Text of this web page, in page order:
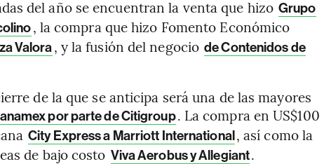
del año se encuentran la venta que hizo Grupo
, la compra que hizo Fomento Económico
Valora, y la fusión del negocio de Contenidos de
de la que se anticipa será una de las mayores
por parte de Citigroup. La compra en US$100
City Express a Marriott International, así como la
de bajo costo Viva Aerobus y Allegiant.